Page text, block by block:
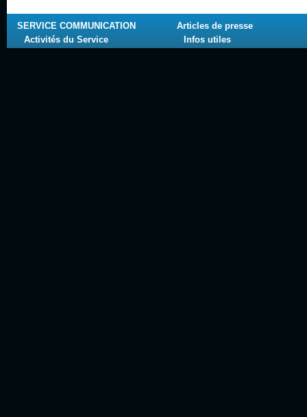
SERVICE COMMUNICATION
Activités du Service
Articles de presse
Infos utiles